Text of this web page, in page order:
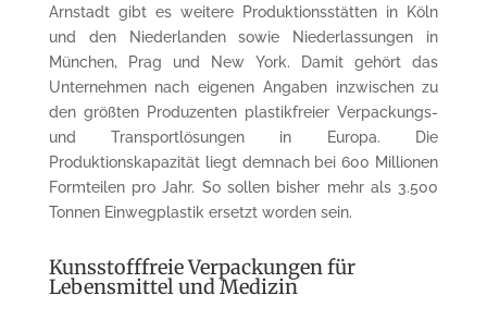
Arnstadt gibt es weitere Produktionsstätten in Köln
und den Niederlanden sowie Niederlassungen in
München, Prag und New York. Damit gehört das
Unternehmen nach eigenen Angaben inzwischen zu
den größten Produzenten plastikfreier Verpackungs-
und Transportlösungen in Europa. Die
Produktionskapazität liegt demnach bei 600 Millionen
Formteilen pro Jahr. So sollen bisher mehr als 3.500
Tonnen Einwegplastik ersetzt worden sein.
Kunsstofffreie Verpackungen für
Lebensmittel und Medizin